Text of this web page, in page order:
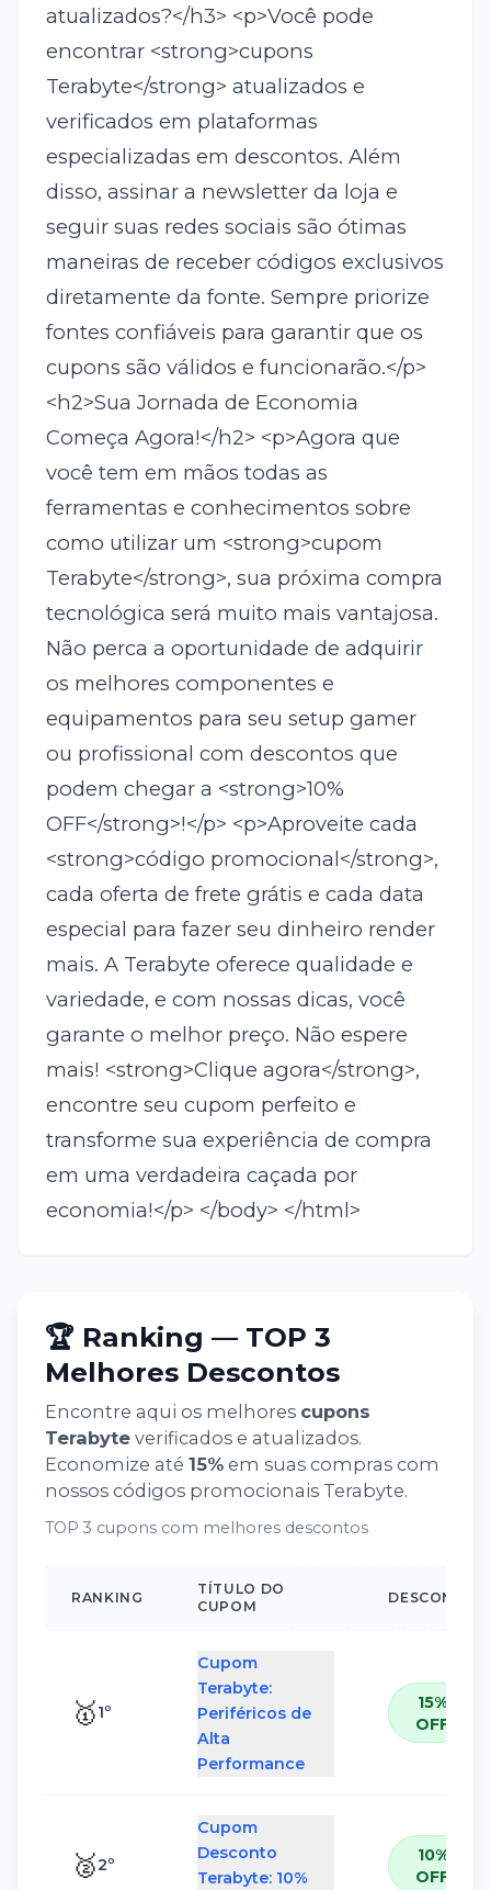
🏆 Ranking — TOP 3
Melhores Descontos
Encontre aqui os melhores cupons
Terabyteverificados e atualizados.
Economize até 15%em suas compras com
nossos códigos promocionais Terabyte.
TOP 3 cupons com melhores descontos
RANKING
TÍTULO DO
CUPOM
DESCONTO
🥇1º
Cupom
Terabyte:
Periféricos de
Alta
Performance
15%
OFF
🥈2º
Cupom
Desconto
Terabyte: 10%
10%
OFF